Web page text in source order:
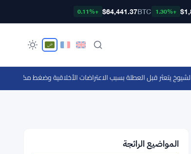
+1.30%
BTC
$64,441.37
+0.11%
قبل العطلة بسبب الاعتراضات الأخلاقية وضغط مكتب
المواضيع الرائجة